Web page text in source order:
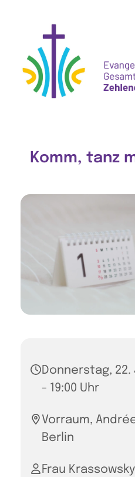
Komm, tanz
Donnerstag, 22.
- 19:00 Uhr
Vorraum,
Berlin
Frau Krassowsky